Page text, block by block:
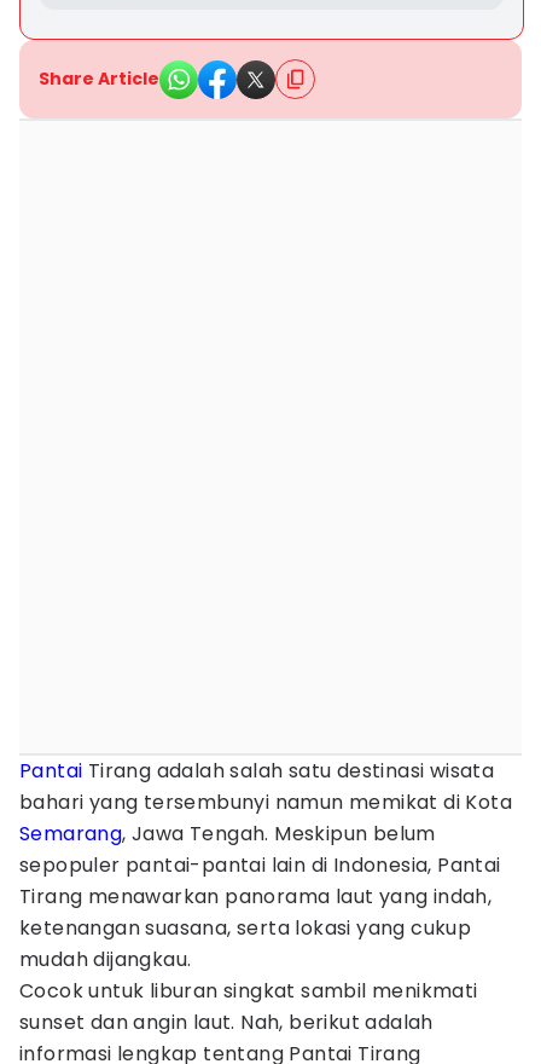
Share Article
Pantai Tirang adalah salah satu destinasi wisata
bahari yang tersembunyi namun memikat di Kota
Semarang, Jawa Tengah. Meskipun belum
sepopuler pantai-pantai lain di Indonesia, Pantai
Tirang menawarkan panorama laut yang indah,
ketenangan suasana, serta lokasi yang cukup
mudah dijangkau.
Cocok untuk liburan singkat sambil menikmati
sunset dan angin laut. Nah, berikut adalah
informasi lengkap tentang Pantai Tirang